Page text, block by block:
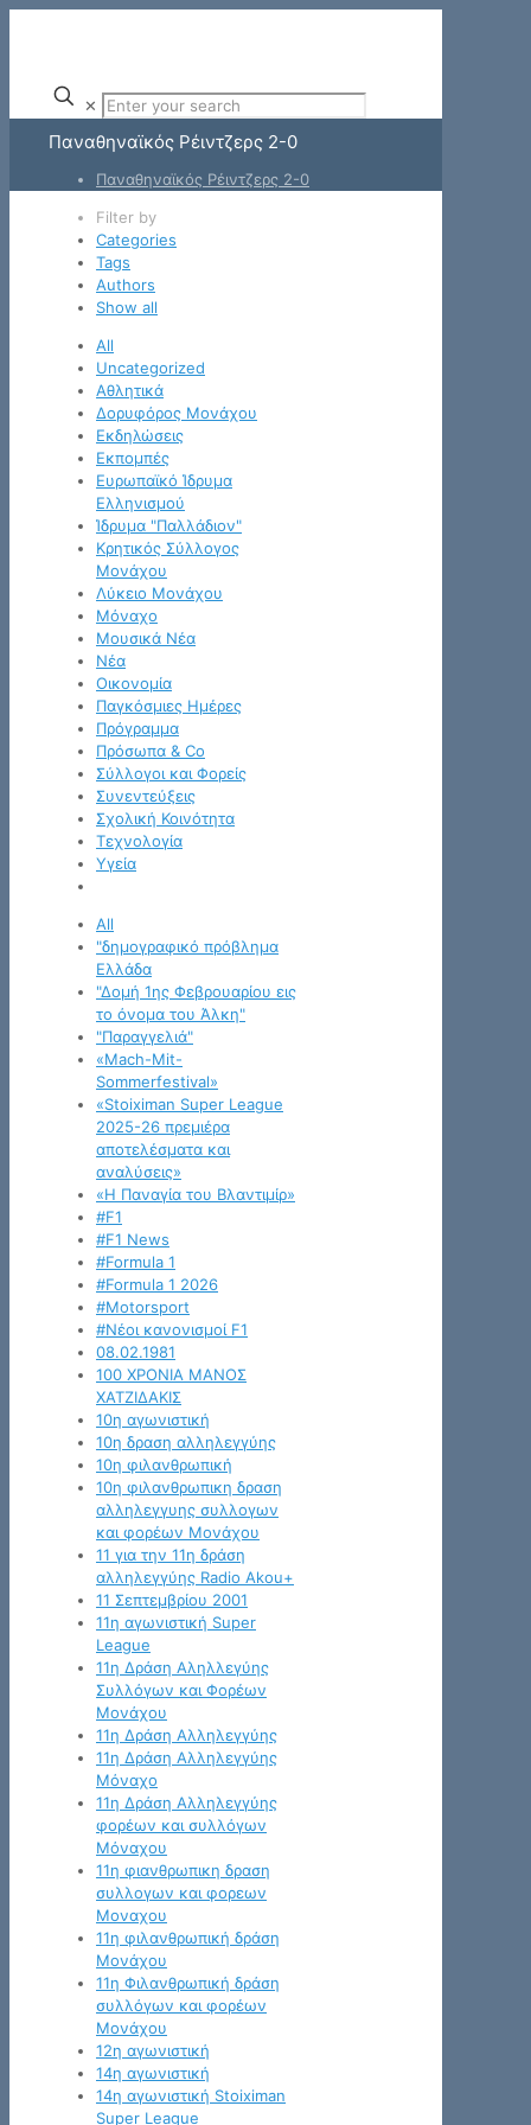
✕
Παναθηναϊκός Ρέιντζερς 2-0
Παναθηναϊκός Ρέιντζερς 2-0
Filter by
Categories
Tags
Authors
Show all
All
Uncategorized
Αθλητικά
Δορυφόρος Μονάχου
Εκδηλώσεις
Εκπομπές
Ευρωπαϊκό Ίδρυμα
Ελληνισμού
Ίδρυμα "Παλλάδιον"
Κρητικός Σύλλογος
Μονάχου
Λύκειο Μονάχου
Μόναχο
Μουσικά Νέα
Νέα
Οικονομία
Παγκόσμιες Ημέρες
Πρόγραμμα
Πρόσωπα & Co
Σύλλογοι και Φορείς
Συνεντεύξεις
Σχολική Κοινότητα
Τεχνολογία
Υγεία
All
"δημογραφικό πρόβλημα
Ελλάδα
"Δομή 1ης Φεβρουαρίου εις
το όνομα του Άλκη"
"Παραγγελιά"
«Mach-Mit-
Sommerfestival»
«Stoiximan Super League
2025-26 πρεμιέρα
αποτελέσματα και
αναλύσεις»
«Η Παναγία του Βλαντιμίρ»
#F1
#F1 News
#Formula 1
#Formula 1 2026
#Motorsport
#Νέοι κανονισμοί F1
08.02.1981
100 ΧΡΟΝΙΑ ΜΑΝΟΣ
ΧΑΤΖΙΔΑΚΙΣ
10η αγωνιστική
10η δραση αλληλεγγύης
10η φιλανθρωπική
10η φιλανθρωπικη δραση
αλληλεγγυης συλλογων
και φορέων Μονάχου
11 για την 11η δράση
αλληλεγγύης Radio Akou+
11 Σεπτεμβρίου 2001
11η αγωνιστική Super
League
11η Δράση Αληλλεγύης
Συλλόγων και Φορέων
Μονάχου
11η Δράση Αλληλεγγύης
11η Δράση Αλληλεγγύης
Μόναχο
11η Δράση Αλληλεγγύης
φορέων και συλλόγων
Μόναχου
11η φιανθρωπικη δραση
συλλογων και φορεων
Μοναχου
11η φιλανθρωπική δράση
Μονάχου
11η Φιλανθρωπική δράση
συλλόγων και φορέων
Μονάχου
12η αγωνιστική
14η αγωνιστική
14η αγωνιστική Stoiximan
Super League